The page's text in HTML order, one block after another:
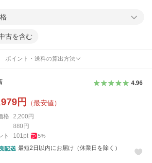
古を含む
ポイント・送料の算出方法
4.96
円 （最安値）
格 2,200 円
880 円
ト
101pt 5%
最短2日以内にお届け（休業日を除く）